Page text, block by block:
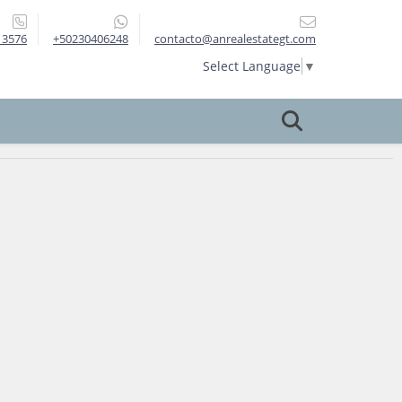
+50230406248 contacto@anrealestategt.com
Select Language ▼